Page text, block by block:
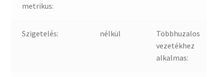
metrikus:
Szigetelés: nélkül
Többhuzalos
vezetékhez
alkalmas: